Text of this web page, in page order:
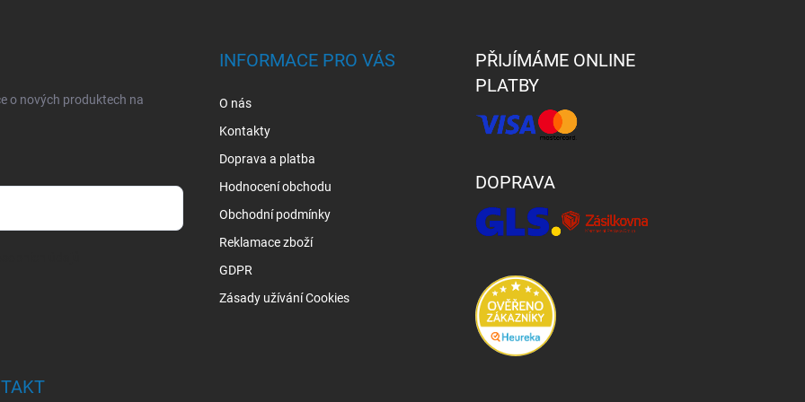
o nových produktech na
INFORMACE PRO VÁS
O nás
Kontakty
Doprava a platba
Hodnocení obchodu
Obchodní podmínky
Reklamace zboží
GDPR
Zásady užívání Cookies
PŘIJÍMÁME ONLINE
PLATBY
DOPRAVA